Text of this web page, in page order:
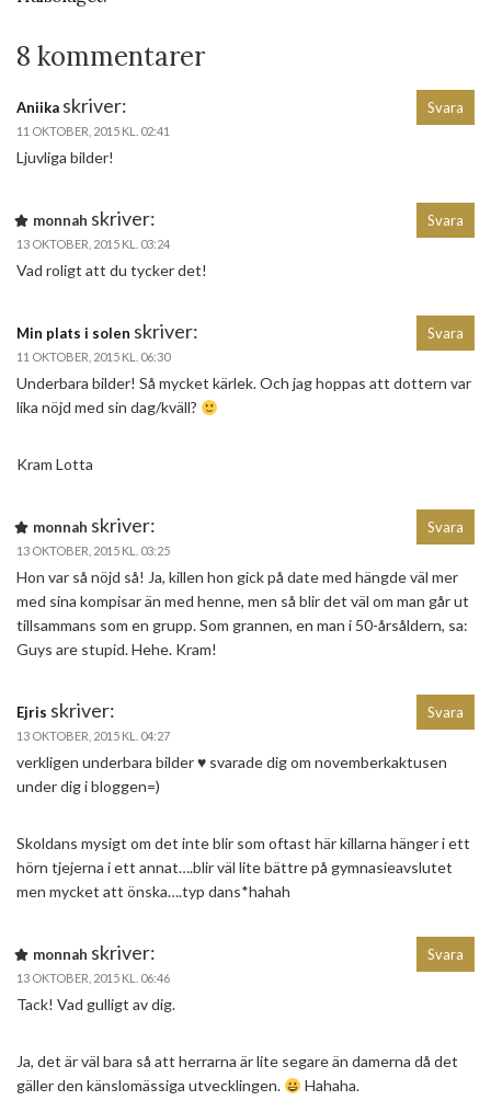
8 kommentarer
Aniika skriver:
11 OKTOBER, 2015 KL. 02:41
Ljuvliga bilder!
Svara
monnah skriver:
13 OKTOBER, 2015 KL. 03:24
Vad roligt att du tycker det!
Svara
Min plats i solen skriver:
11 OKTOBER, 2015 KL. 06:30
Underbara bilder! Så mycket kärlek. Och jag hoppas att dottern var
lika nöjd med sin dag/kväll?
Kram Lotta
Svara
monnah skriver:
13 OKTOBER, 2015 KL. 03:25
Hon var så nöjd så! Ja, killen hon gick på date med hängde väl mer
med sina kompisar än med henne, men så blir det väl om man går ut
tillsammans som en grupp. Som grannen, en man i 50-årsåldern, sa:
Guys are stupid. Hehe. Kram!
Svara
Ejris skriver:
13 OKTOBER, 2015 KL. 04:27
verkligen underbara bilder ♥ svarade dig om novemberkaktusen
under dig i bloggen=)
Skoldans mysigt om det inte blir som oftast här killarna hänger i ett
hörn tjejerna i ett annat….blir väl lite bättre på gymnasieavslutet
men mycket att önska….typ dans*hahah
Svara
monnah skriver:
13 OKTOBER, 2015 KL. 06:46
Tack! Vad gulligt av dig.
Ja, det är väl bara så att herrarna är lite segare än damerna då det
gäller den känslomässiga utvecklingen.
Hahaha.
Svara